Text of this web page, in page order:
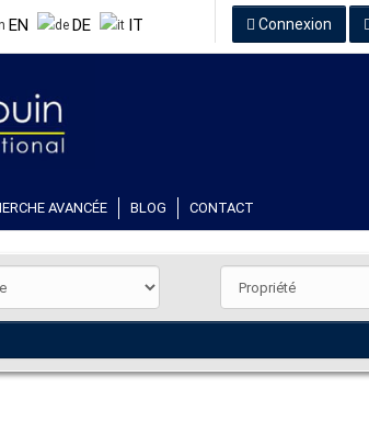
EN DE IT Connexion
AVANCÉE BLOG CONTACT